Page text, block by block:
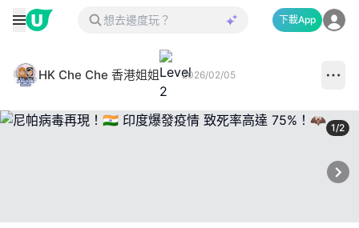
下載App
HK Che Che 香港姐姐 2026/02/05
1/2